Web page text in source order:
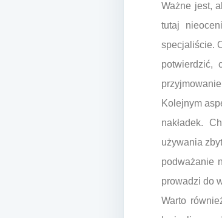
Ważne jest,
tutaj
specjaliście.
potwierdzić,
Kolejnym
nakładek.
używania
podważanie
prowadzi do
Warto